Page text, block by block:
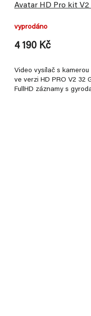
Avatar HD Pro kit V2
vyprodáno
4 190 Kč
Video vysílač s
ve verzi HD PRO V2 32
FullHD záznamy s